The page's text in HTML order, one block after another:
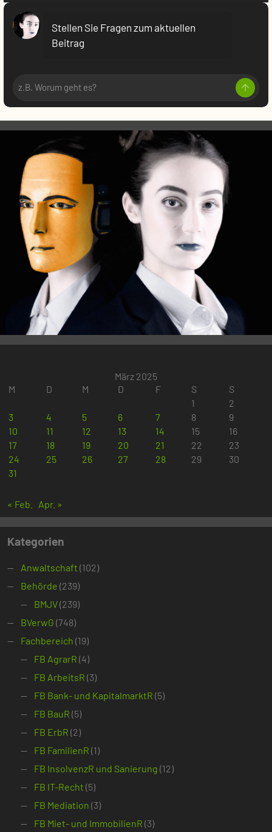
VR:
Stellen Sie Fragen zum aktuellen
Beitrag
März 2025
M
D M D F S
S
1
2
3
4 5 6 7 8
9
10
11 12 13 14 15
16
17
18 19 20 21 22
23
24
25 26 27 28 29
30
31
« Feb. Apr. »
Kategorien
Anwaltschaft (102)
Behörde (239)
BMJV(239)
BVerwG (748)
Fachbereich (19)
FB AgrarR (4)
FB ArbeitsR (3)
FB Bank- und KapitalmarktR (5)
FB BauR (5)
FB ErbR (2)
FB FamilienR (1)
FB InsolvenzR und Sanierung (12)
FB IT-Recht (5)
FB Mediation (3)
FB Miet- und ImmobilienR (3)